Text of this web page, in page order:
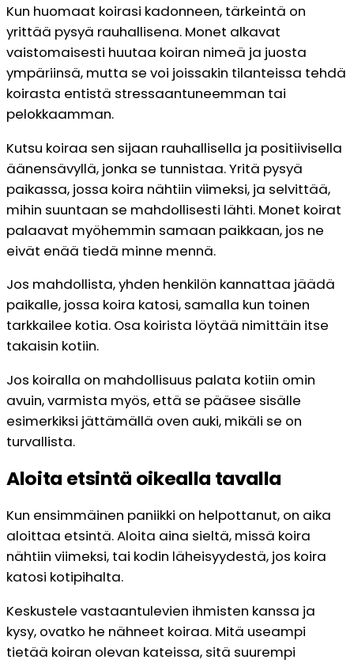
Kun huomaat koirasi kadonneen, tärkeintä on
yrittää pysyä rauhallisena. Monet alkavat
vaistomaisesti huutaa koiran nimeä ja juosta
ympäriinsä, mutta se voi joissakin tilanteissa tehdä
koirasta entistä stressaantuneemman tai
pelokkaamman.
Kutsu koiraa sen sijaan rauhallisella ja positiivisella
äänensävyllä, jonka se tunnistaa. Yritä pysyä
paikassa, jossa koira nähtiin viimeksi, ja selvittää,
mihin suuntaan se mahdollisesti lähti. Monet koirat
palaavat myöhemmin samaan paikkaan, jos ne
eivät enää tiedä minne mennä.
Jos mahdollista, yhden henkilön kannattaa jäädä
paikalle, jossa koira katosi, samalla kun toinen
tarkkailee kotia. Osa koirista löytää nimittäin itse
takaisin kotiin.
Jos koiralla on mahdollisuus palata kotiin omin
avuin, varmista myös, että se pääsee sisälle
esimerkiksi jättämällä oven auki, mikäli se on
turvallista.
Aloita etsintä oikealla tavalla
Kun ensimmäinen paniikki on helpottanut, on aika
aloittaa etsintä. Aloita aina sieltä, missä koira
nähtiin viimeksi, tai kodin läheisyydestä, jos koira
katosi kotipihalta.
Keskustele vastaantulevien ihmisten kanssa ja
kysy, ovatko he nähneet koiraa. Mitä useampi
tietää koiran olevan kateissa, sitä suurempi